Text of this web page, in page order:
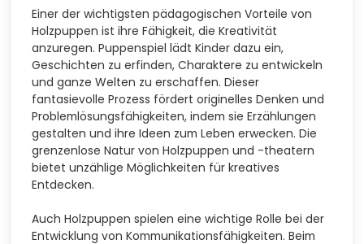
Einer der wichtigsten pädagogischen Vorteile von
Holzpuppen ist ihre Fähigkeit, die Kreativität
anzuregen. Puppenspiel lädt Kinder dazu ein,
Geschichten zu erfinden, Charaktere zu entwickeln
und ganze Welten zu erschaffen. Dieser
fantasievolle Prozess fördert originelles Denken und
Problemlösungsfähigkeiten, indem sie Erzählungen
gestalten und ihre Ideen zum Leben erwecken. Die
grenzenlose Natur von Holzpuppen und -theatern
bietet unzählige Möglichkeiten für kreatives
Entdecken.
Auch Holzpuppen spielen eine wichtige Rolle bei der
Entwicklung von Kommunikationsfähigkeiten. Beim